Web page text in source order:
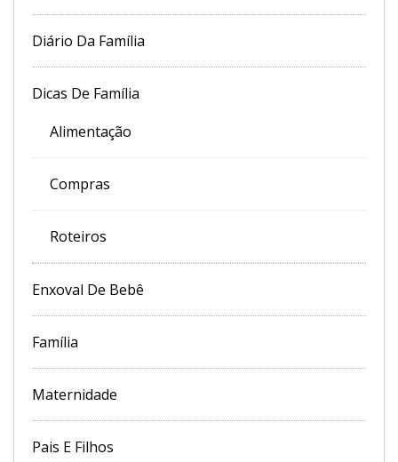
Diário Da Família
Dicas De Família
Alimentação
Compras
Roteiros
Enxoval De Bebê
Família
Maternidade
Pais E Filhos